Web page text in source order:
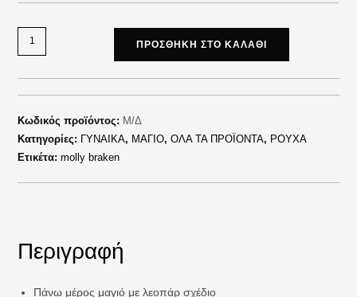
ΠΡΟΣΘΉΚΗ ΣΤΟ ΚΑΛΆΘΙ
Κωδικός προϊόντος: Μ/Δ
Κατηγορίες: ΓΥΝΑΙΚΑ, ΜΑΓΙΟ,ΟΛΑ ΤΑ ΠΡΟΪΟΝΤΑ, ΡΟΥΧΑ
Ετικέτα:molly braken
Περιγραφή
Πάνω μέρος μαγιό με λεοπάρ σχέδιο